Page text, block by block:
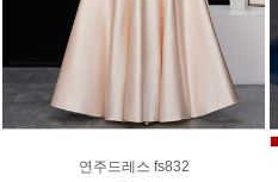
연주드레스 fs832